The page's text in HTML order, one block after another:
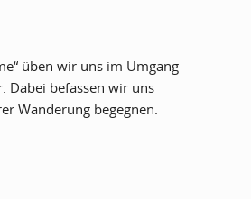
üben wir uns im Umgang
Dabei befassen wir uns
Wanderung begegnen.